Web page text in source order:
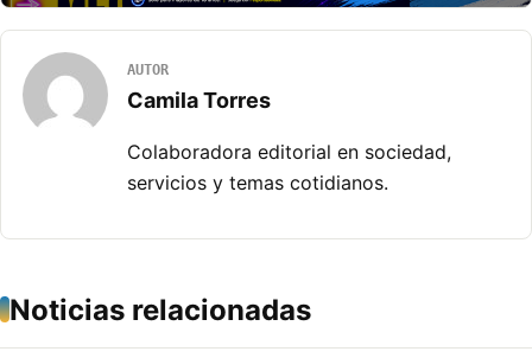
AUTOR
Camila Torres
Colaboradora editorial en sociedad,
servicios y temas cotidianos.
Noticias relacionadas